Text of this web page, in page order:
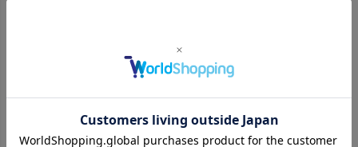
（一社）石巻圏観光推進機構様
印刷位置：D 中央
北川牛乳店 様
刷り）
印刷位置：D 中央